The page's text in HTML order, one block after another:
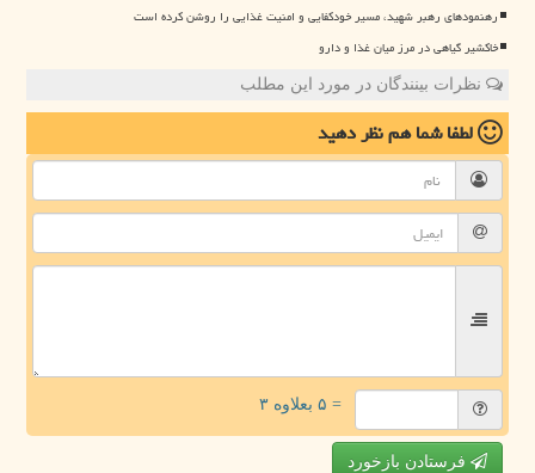
رهنمودهای رهبر شهید، مسیر خودکفایی و امنیت غذایی را روشن کرده است
خاکشیر گیاهی در مرز میان غذا و دارو
نظرات بینندگان در مورد این مطلب
لطفا شما همنظر دهید
= ۵ بعلاوه ۳
فرستادن بازخورد